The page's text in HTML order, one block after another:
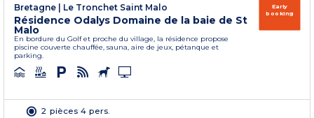
Bretagne | Le Tronchet Saint Malo
Résidence Odalys Domaine de la baie de St
Malo
En bordure du Golf et proche du village, la résidence propose
piscine couverte chauffée, sauna, aire de jeux, pétanque et
parking.
Early
booking
2 pièces 4 pers.